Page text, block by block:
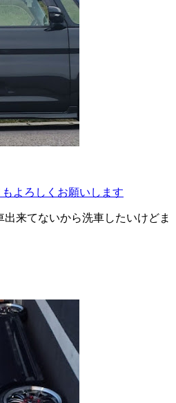
もよろしくお願いします
来てないから洗車したいけどま